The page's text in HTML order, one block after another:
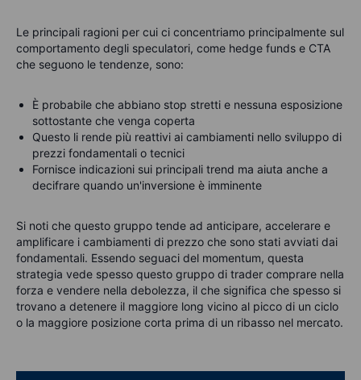
Le principali ragioni per cui ci concentriamo principalmente sul
comportamento degli speculatori, come hedge funds e CTA
che seguono le tendenze, sono:
È probabile che abbiano stop stretti e nessuna esposizione
sottostante che venga coperta
Questo li rende più reattivi ai cambiamenti nello sviluppo di
prezzi fondamentali o tecnici
Fornisce indicazioni sui principali trend ma aiuta anche a
decifrare quando un'inversione è imminente
Si noti che questo gruppo tende ad anticipare, accelerare e
amplificare i cambiamenti di prezzo che sono stati avviati dai
fondamentali. Essendo seguaci del momentum, questa
strategia vede spesso questo gruppo di trader comprare nella
forza e vendere nella debolezza, il che significa che spesso si
trovano a detenere il maggiore long vicino al picco di un ciclo
o la maggiore posizione corta prima di un ribasso nel mercato.